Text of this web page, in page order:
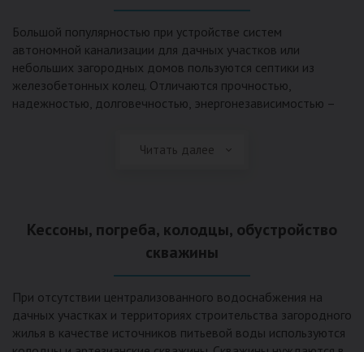
Большой популярностью при устройстве систем
автономной канализации для дачных участков или
небольших загородных домов пользуются септики из
железобетонных колец. Отличаются прочностью,
надежностью, долговечностью, энергонезависимостью –
ж/б колец состоят из нескольких камер, соединенных
септики требуют периодической очистки ассенизаторской
Читать далее
Кессоны, погреба, колодцы, обустройство
скважины
При отсутствии централизованного водоснабжения на
дачных участках и территориях строительства загородного
жилья в качестве источников питьевой воды используются